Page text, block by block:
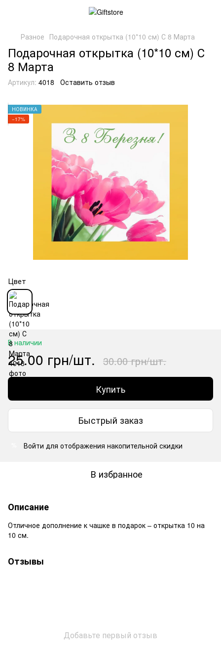
Разное Подарочная открытка (10*10 см) С 8 Марта
Подарочная открытка (10*10 см) С
8 Марта
Артикул: 4018 Оставить отзыв
НОВИНКА
−17%
Цвет
В наличии
25.00 грн/шт. 30.00 грн/шт.
Купить
Быстрый заказ
Войти для отображения накопительной скидки
В избранное
Описание
Отличное дополнение к чашке в подарок – открытка 10 на
10 см.
Отзывы
Добавьте первый отзыв